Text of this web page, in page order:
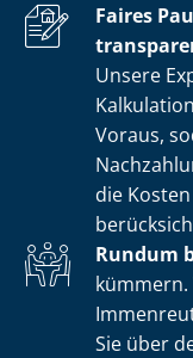
Faires
Unsere
Voraus,
die
Rundum
Sie über